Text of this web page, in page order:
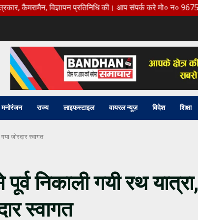
प्रतिनिधि की। आप संपर्क करे मो० न० 9675456888
मनोरंजन राज्य लाइफस्टाइल वायरल न्यूज़ विदेश शिक्षा
जोरदार स्वागत
निकाली गयी रथ यात्रा,
स्वागत